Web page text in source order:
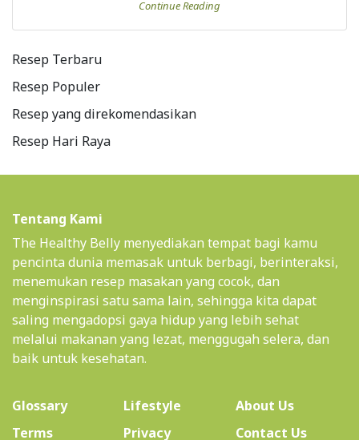
Continue Reading
Resep Terbaru
Resep Populer
Resep yang direkomendasikan
Resep Hari Raya
Tentang Kami
The Healthy Belly menyediakan tempat bagi kamu
pencinta dunia memasak untuk berbagi, berinteraksi,
menemukan resep masakan yang cocok, dan
menginspirasi satu sama lain, sehingga kita dapat
saling mengadopsi gaya hidup yang lebih sehat
melalui makanan yang lezat, menggugah selera, dan
baik untuk kesehatan.
Glossary Lifestyle About Us(current)
Terms
Privacy Contact Us